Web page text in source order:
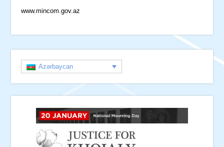
www.mincom.gov.az
Azərbaycan